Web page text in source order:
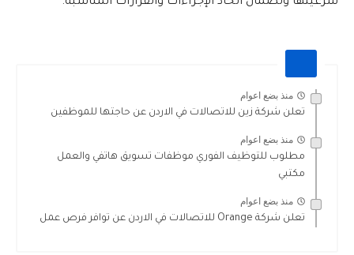
شرعيتها ولضمان اتخاذ الإجراءات والقرارات المناسبة.
منذ بضع اعوام
تعلن شركة زين للاتصالات في الاردن عن حاجتها للموظفين
منذ بضع اعوام
مطلوب للتوظيف الفوري موظفات تسويق هاتفي والعمل
مكتبي
منذ بضع اعوام
تعلن شركة Orange للاتصالات في الاردن عن توافر فرص عمل